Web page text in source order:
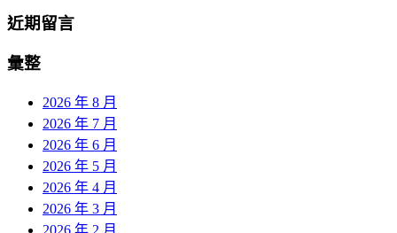
近期留言
彙整
2026 年 8 月
2026 年 7 月
2026 年 6 月
2026 年 5 月
2026 年 4 月
2026 年 3 月